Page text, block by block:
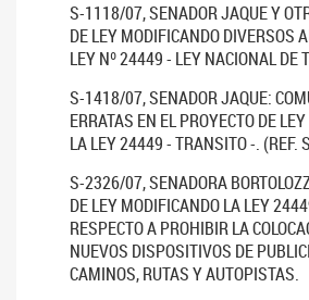
S-1118/07, SENADOR JAQUE Y
DE LEY MODIFICANDO DIVERSOS
LEY Nº 24449 - LEY NACIONAL DE
S-1418/07, SENADOR JAQUE:
ERRATAS EN EL PROYECTO DE
LA LEY 24449 - TRANSITO -.
S-2326/07, SENADORA
DE LEY MODIFICANDO LA LEY
RESPECTO A PROHIBIR LA
NUEVOS DISPOSITIVOS DE
CAMINOS, RUTAS Y AUTOPISTAS.